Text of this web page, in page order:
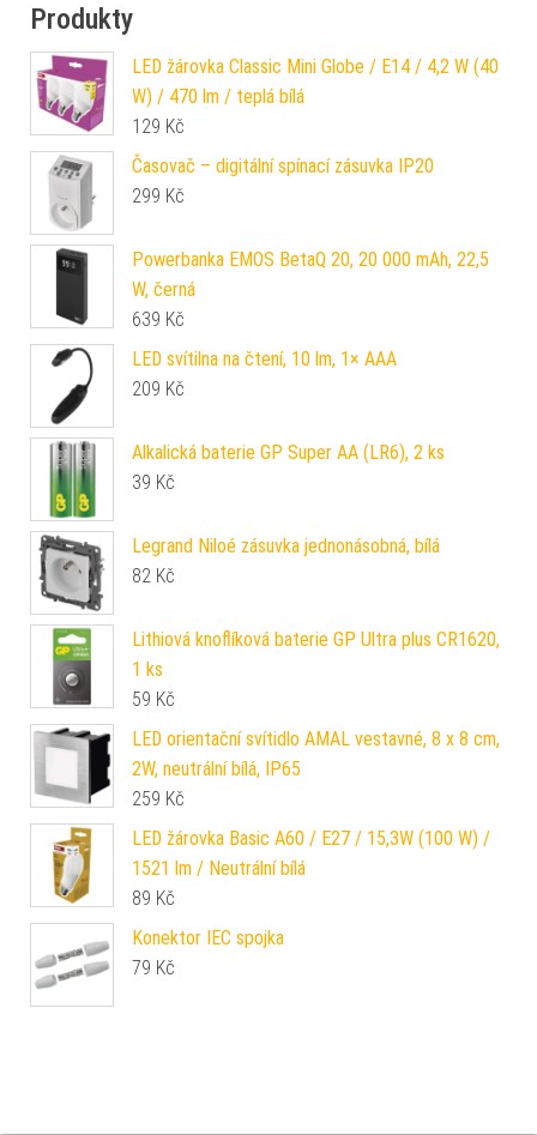
Produkty
LED žárovka Classic Mini Globe / E14 / 4,2 W (40
W) / 470 lm / teplá bílá
129 Kč
Časovač – digitální spínací zásuvka IP20
299 Kč
Powerbanka EMOS BetaQ 20, 20 000 mAh, 22,5
W, černá
639 Kč
LED svítilna na čtení, 10 lm, 1× AAA
209 Kč
Alkalická baterie GP Super AA (LR6), 2 ks
39 Kč
Legrand Niloé zásuvka jednonásobná, bílá
82 Kč
Lithiová knoflíková baterie GP Ultra plus CR1620,
1 ks
59 Kč
LED orientační svítidlo AMAL vestavné, 8 x 8 cm,
2W, neutrální bílá, IP65
259 Kč
LED žárovka Basic A60 / E27 / 15,3W (100 W) /
1521 lm / Neutrální bílá
89 Kč
Konektor IEC spojka
79 Kč